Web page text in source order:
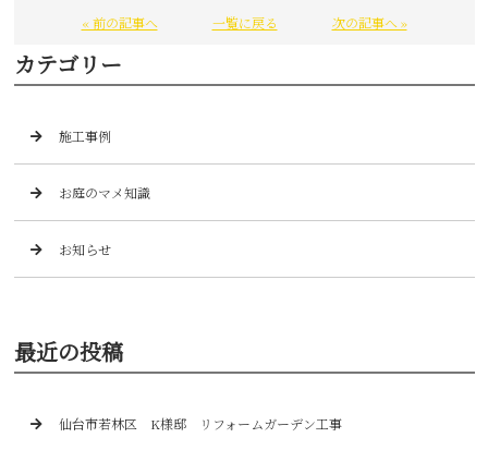
« 前の記事へ 一覧に戻る 次の記事へ »
カテゴリー
施工事例
お庭のマメ知識
お知らせ
最近の投稿
仙台市若林区 K様邸 リフォームガーデン工事